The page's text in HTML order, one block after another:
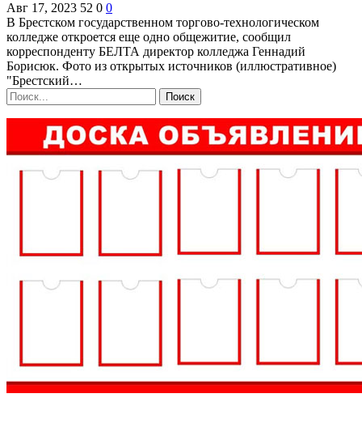
Авг 17, 2023 52 0 0
В Брестском государственном торгово-технологическом
колледже откроется еще одно общежитие, сообщил
корреспонденту БЕЛТА директор колледжа Геннадий
Борисюк. Фото из открытых источников (иллюстративное)
"Брестский…